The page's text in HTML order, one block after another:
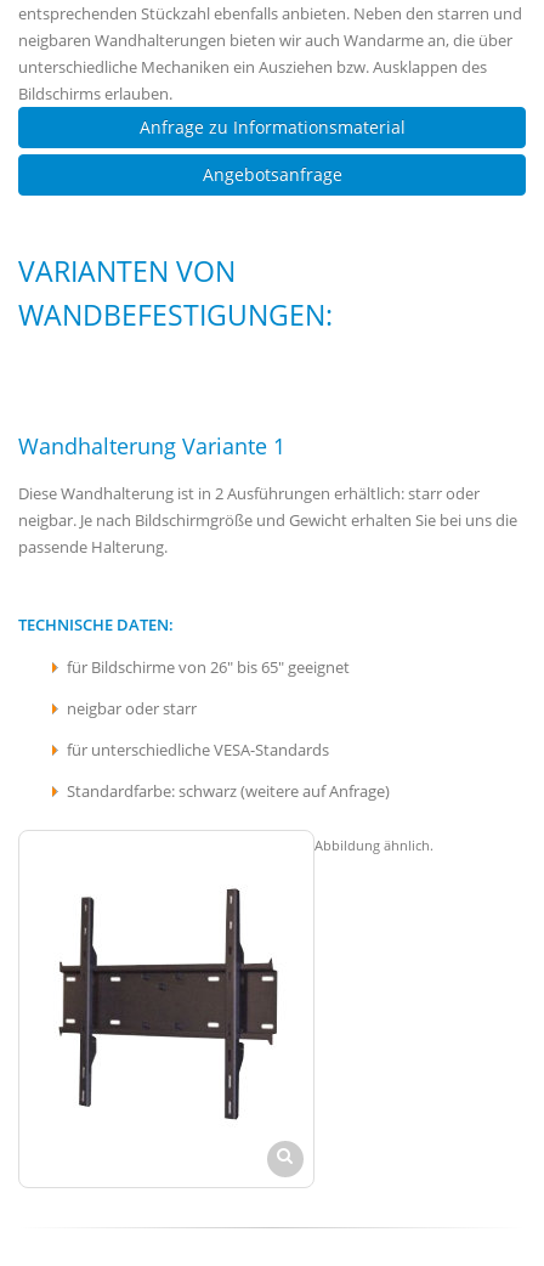
entsprechenden Stückzahl ebenfalls anbieten. Neben den starren und
neigbaren Wandhalterungen bieten wir auch Wandarme an, die über
unterschiedliche Mechaniken ein Ausziehen bzw. Ausklappen des
Bildschirms erlauben.
Anfrage zu Informationsmaterial
Angebotsanfrage
VARIANTEN VON
WANDBEFESTIGUNGEN:
Wandhalterung Variante 1
Diese Wandhalterung ist in 2 Ausführungen erhältlich: starr oder
neigbar. Je nach Bildschirmgröße und Gewicht erhalten Sie bei uns die
passende Halterung.
TECHNISCHE DATEN:
für Bildschirme von 26" bis 65" geeignet
neigbar oder starr
für unterschiedliche VESA-Standards
Standardfarbe: schwarz (weitere auf Anfrage)
Abbildung ähnlich.